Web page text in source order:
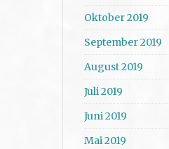
Oktober 2019
September 2019
August 2019
Juli 2019
Juni 2019
Mai 2019